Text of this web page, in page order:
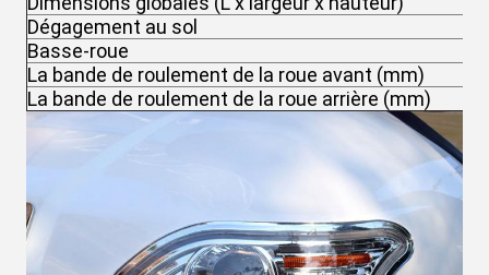
Dégagement au sol
Basse-roue
La bande de roulement de la roue avant (mm)
La bande de roulement de la roue arrière (mm)